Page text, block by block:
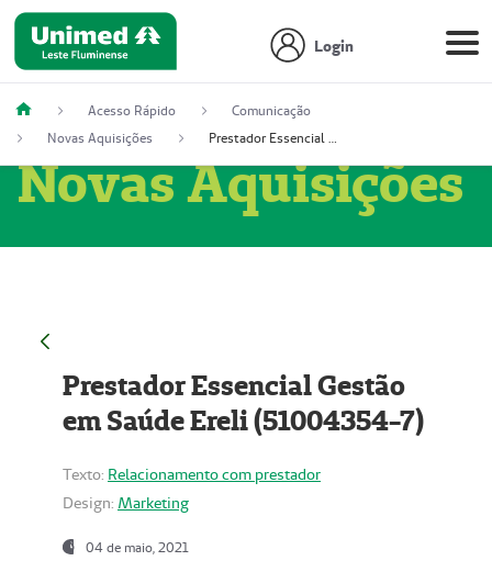
Login
Acesso Rápido
Comunicação
Novas Aquisições
Prestador Essencial Gestão em Saúde Ereli (51004354-7)
Novas Aquisições
Prestador Essencial Gestão
em Saúde Ereli (51004354-7)
Texto: Relacionamento com prestador
Design: Marketing
04 de maio, 2021